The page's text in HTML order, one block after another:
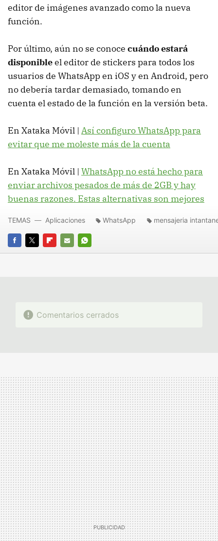
editor de imágenes avanzado como la nueva
función.
Por último, aún no se conoce cuándo estará
disponibleel editor de stickers para todos los
usuarios de WhatsApp en iOS y en Android, pero
no debería tardar demasiado, tomando en
cuenta el estado de la función en la versión beta.
En Xataka Móvil | Así configuro WhatsApp para
evitar que me moleste más de la cuenta
En Xataka Móvil | WhatsApp no está hecho para
enviar archivos pesados de más de 2GB y hay
buenas razones. Estas alternativas son mejores
FACEBOOK
TWITTERFLIPBOARD
E-
WHATSAPP
TEMAS Aplicaciones WhatsApp mensajeria
Comentarios cerrados